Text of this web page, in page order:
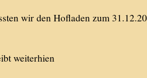
wir den Hofladen zum
weiterhien